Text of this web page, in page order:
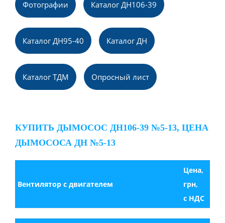
Фотографии Каталог ДН106-39
Каталог ДН95-40 Каталог ДН
Каталог ТДМ Опpосный лист
КУПИТЬ ДЫМОСОС ДН106-39 №5-13, ЦЕНА
ДЫМОСОСА ДН №5-13
Вентилятор с двигателем
Цена,
грн,
с НДС